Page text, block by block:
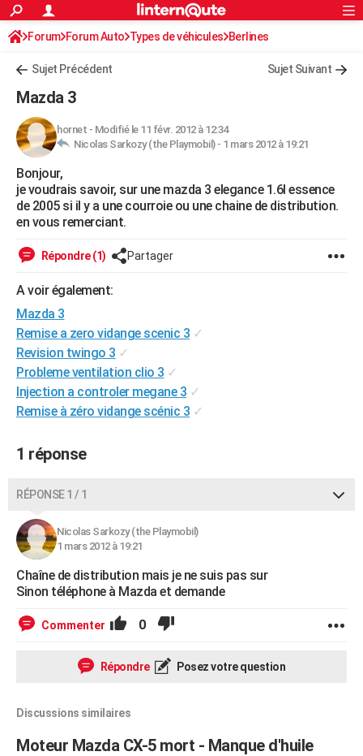
ACTUALITÉS
Politique
Société
Faits Divers
Education
Monde
Villes
+
FINANCE
Retraite
Impôts
Epargne
Immobilier
Risques naturels par ville
Banque
Assurance
Crédit
AUTO
Essais
Réserver un essai
Citadines
Berlines
SUV
Forum auto
+HIGH-TECH
Mobiles
Meilleur smartphone
Internet
Ordinateurs
Jeux vidéo
Guide high-tech
+BRICOLAGE
Forum
Aménagement intérieur
Extérieur
Cuisine
Salle de bains
Jardinage
Rangement
WEEK-END
LIFESTYLE
Art de vivre
Bien-être
Loisirs
Mode
Modes de vie
SANTE
Alimentation
Guide de la santé
Maladies
Médicaments
Sommeil
VOYAGE
Destinations
City break
Voyage nature
Voyage de noces
Forum
Climat
+PHOTO
GUIDES D'ACHAT
BONS PLANS
Dictionnaire
Biographies
Citations
Expressions
Proverbes
PROGRAMME TV
COPAINS D'AVANT
AVIS DE DÉCÈS
S'inscrire
Connexion
Forum Forum Auto Types de véhicules Berlines
Sujet Précédent Sujet Suivant
Mazda 3
hornet - Modifié le 11 févr. 2012 à 12:34
Nicolas Sarkozy (the Playmobil) - 1 mars 2012 à 19:21
Bonjour,
je voudrais savoir, sur une mazda 3 elegance 1.6l essence
de 2005 si il y a une courroie ou une chaine de distribution.
en vous remerciant.
Répondre (1) Partager
A voir également:
Mazda 3
Remise a zero vidange scenic 3 ✓
Revision twingo 3 ✓
Probleme ventilation clio 3 ✓
Injection a controler megane 3 ✓
Remise à zéro vidange scénic 3 ✓
1 réponse
RÉPONSE 1 / 1
Nicolas Sarkozy (the Playmobil)
1 mars 2012 à 19:21
Chaîne de distribution mais je ne suis pas sur
Sinon téléphone à Mazda et demande
Commenter 0
Répondre Posez votre question
Discussions similaires
Moteur Mazda CX-5 mort - Manque d'huile